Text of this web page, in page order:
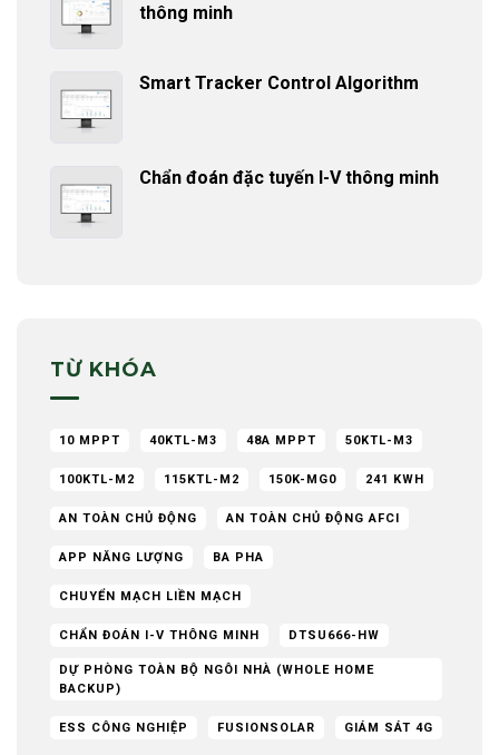
thông minh
Smart Tracker Control Algorithm
Chẩn đoán đặc tuyến I-V thông minh
TỪ KHÓA
10 MPPT 40KTL-M3 48A MPPT 50KTL-M3
100KTL-M2 115KTL-M2 150K-MG0 241 KWH
AN TOÀN CHỦ ĐỘNG AN TOÀN CHỦ ĐỘNG AFCI
APP NĂNG LƯỢNG BA PHA
CHUYỂN MẠCH LIỀN MẠCH
CHẨN ĐOÁN I-V THÔNG MINH DTSU666-HW
DỰ PHÒNG TOÀN BỘ NGÔI NHÀ (WHOLE HOME
BACKUP)
ESS CÔNG NGHIỆP FUSIONSOLAR GIÁM SÁT 4G